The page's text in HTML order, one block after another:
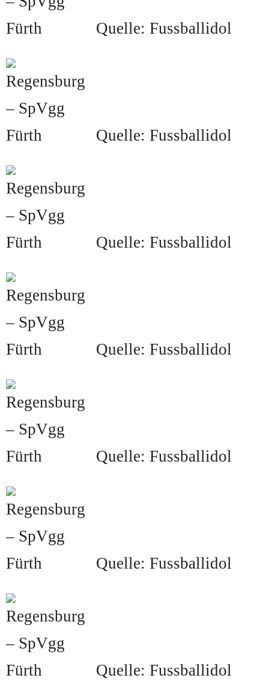
Quelle: Fussballidol
Quelle: Fussballidol
Quelle: Fussballidol
Quelle: Fussballidol
Quelle: Fussballidol
Quelle: Fussballidol
Quelle: Fussballidol